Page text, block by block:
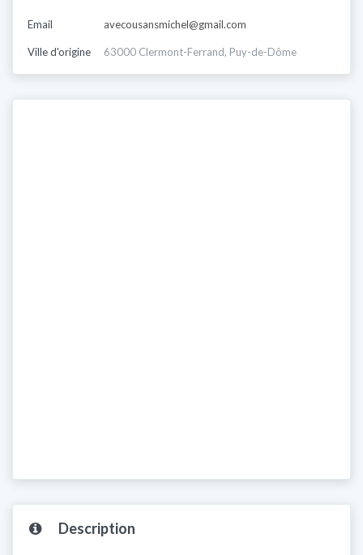
Email avecousansmichel@gmail.com
Ville d'origine 63000 Clermont-Ferrand, Puy-de-Dôme
Description